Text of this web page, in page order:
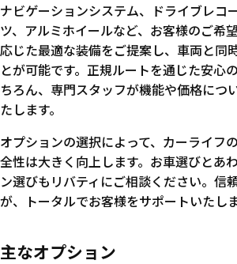
ナビゲーションシステム、ドライブレコ
ツ、アルミホイールなど、お客様のご希
応じた最適な装備をご提案し、車両と同
とが可能です。正規ルートを通じた安心
ちろん、専門スタッフが機能や価格につ
たします。
オプションの選択によって、カーライフ
全性は大きく向上します。お車選びとあ
ン選びもリバティにご相談ください。信
が、トータルでお客様をサポートいたしま
主なオプション